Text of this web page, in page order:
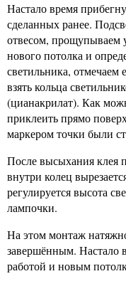
Настало время
сделанных ранее.
отвесом, прощупываем
нового потолка и
светильника, отмечаем
взять кольца
(цианакрилат). Как
приклеить прямо
маркером точки были
После высыхания клея
внутри колец
регулируется высота
лампочки.
На этом монтаж
завершённым. Настало
работой и новым